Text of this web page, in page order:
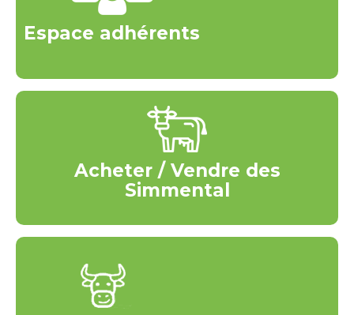
Espace adhérents
Acheter / Vendre des
Simmental